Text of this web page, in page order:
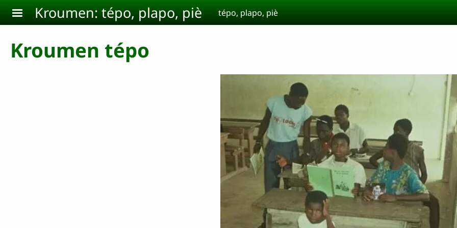
Aller au contenu principal
Kroumen: tépo, plapo, piè tépo, plapo, piè
Kroumen tépo